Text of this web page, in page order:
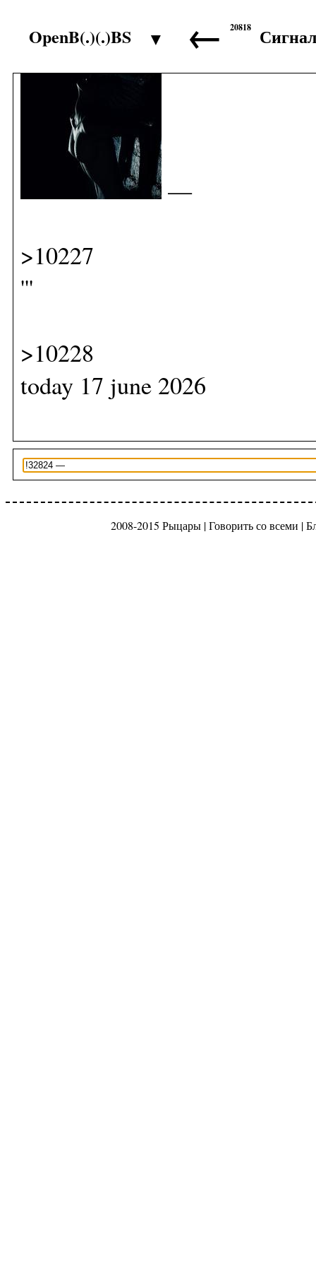
OpenB(.)(.)BS ▼ ← Сигнал
20818
>10226
—
>10227
'''
>10228
today 17 june 2026
2008-2015 Рыцары |Говорить со всеми |